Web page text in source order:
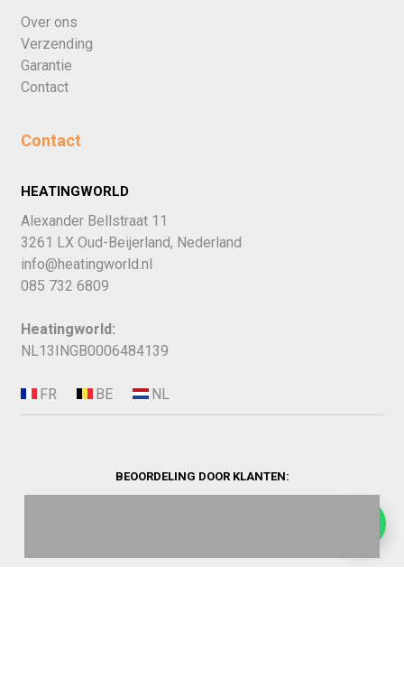
Over ons
Verzending
Garantie
Contact
Contact
HEATINGWORLD
Alexander Bellstraat 11
3261 LX Oud-Beijerland, Nederland
info@heatingworld.nl
085 732 6809
Heatingworld:
NL13INGB0006484139
BEOORDELING DOOR KLANTEN: